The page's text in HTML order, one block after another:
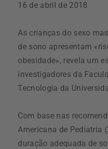
16 de abril de 2018
As crianças do sexo
de sono apresentam
obesidade», revela um
investigadores da
Tecnologia da
Com base nas
Americana de Pediatria
duração adequada de